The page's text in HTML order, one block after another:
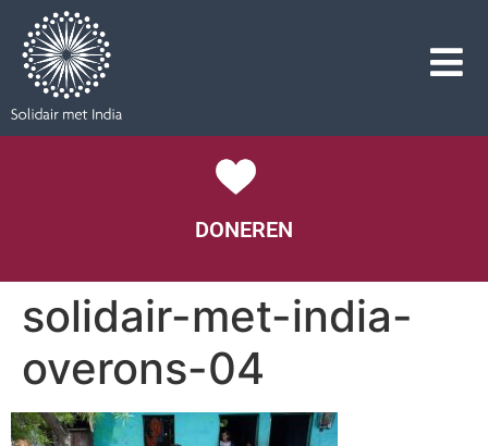
DONEREN
solidair-met-india-
overons-04